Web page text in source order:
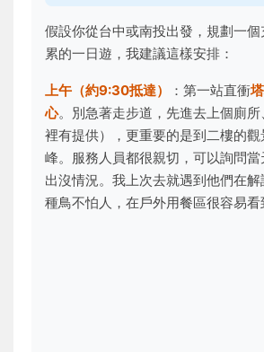
假設你從台中或南投出發，規劃一
累的一日遊，我建議這樣安排：
上午（約9:30抵達） ：第一站直衝
心。別急著走步道，先進去上個廁
裡有提供），更重要的是到二樓的
峰。服務人員都很親切，可以詢問
出沒情況。我上次去就遇到他們在
種鳥不怕人，在戶外用餐區很容易看